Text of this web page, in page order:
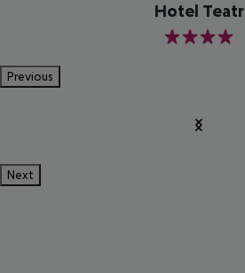
Hotel Teatr
4
Previous
Next